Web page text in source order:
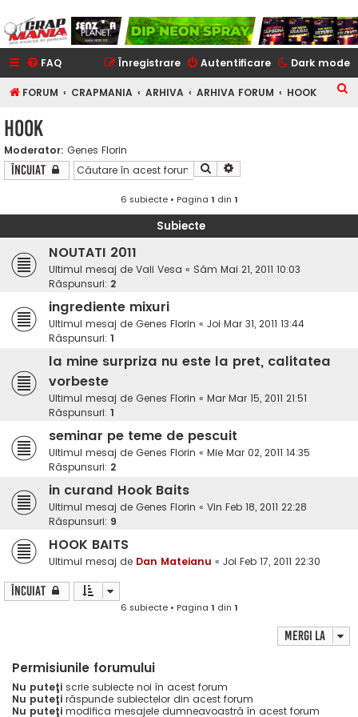
Dark mode
FAQ Autentificare
Înregistrare
FORUM CRAPMANIA ARHIVA ARHIVA FORUM HOOK
e
HOOK
Moderator: Genes Florin
Încuiat Căutare
6 subiecte • Pagina 1 din 1
Subiecte
NOUTATI 2011
Ultimul mesaj de Vali Vesa « Sâm Mai 21, 2011 10:03
Răspunsuri: 2
ingrediente mixuri
Ultimul mesaj de Genes Florin « Joi Mar 31, 2011 13:44
Răspunsuri: 1
la mine surpriza nu este la pret, calitatea
vorbeste
Ultimul mesaj de Genes Florin « Mar Mar 15, 2011 21:51
Răspunsuri: 1
seminar pe teme de pescuit
Ultimul mesaj de Genes Florin « Mie Mar 02, 2011 14:35
Răspunsuri: 2
in curand Hook Baits
Ultimul mesaj de Genes Florin « Vin Feb 18, 2011 22:28
Răspunsuri: 9
HOOK BAITS
Ultimul mesaj de Dan Mateianu « Joi Feb 17, 2011 22:30
Încuiat
6 subiecte • Pagina 1 din 1
Mergi la
Permisiunile forumului
Nu puteţi scrie subiecte noi în acest forum
Nu puteţi răspunde subiectelor din acest forum
Nu puteţi modifica mesajele dumneavoastră în acest forum